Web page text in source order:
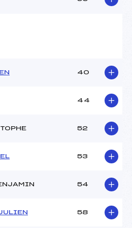
40
44
52
53
54
58